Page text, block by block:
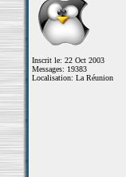
Inscrit le: 22 Oct 2003
Messages: 19383
Localisation: La Réunion